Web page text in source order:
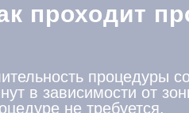
проходит
процедуры
в зависимости от
не требуется.